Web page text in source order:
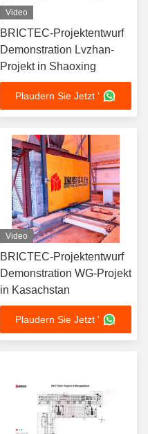
Video
BRICTEC-Projektentwurf
Demonstration Lvzhan-
Projekt in Shaoxing
Plaudern Sie Jetzt '
Video
BRICTEC-Projektentwurf
Demonstration WG-Projekt
in Kasachstan
Plaudern Sie Jetzt '